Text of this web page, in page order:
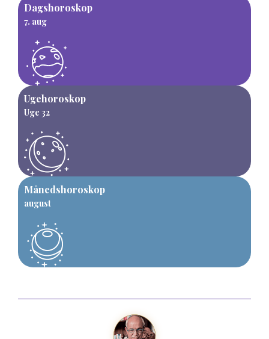
Dagshoroskop
7. aug
Ugehoroskop
Uge 32
Månedshoroskop
august